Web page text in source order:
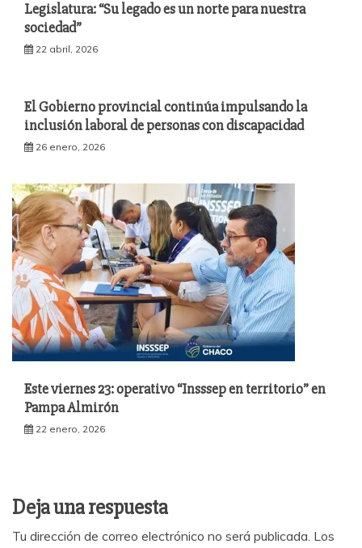
Legislatura: “Su legado es un norte para nuestra
sociedad”
22 abril, 2026
El Gobierno provincial continúa impulsando la
inclusión laboral de personas con discapacidad
26 enero, 2026
Este viernes 23: operativo “Insssep en territorio” en
Pampa Almirón
22 enero, 2026
Deja una respuesta
Tu dirección de correo electrónico no será publicada. Los